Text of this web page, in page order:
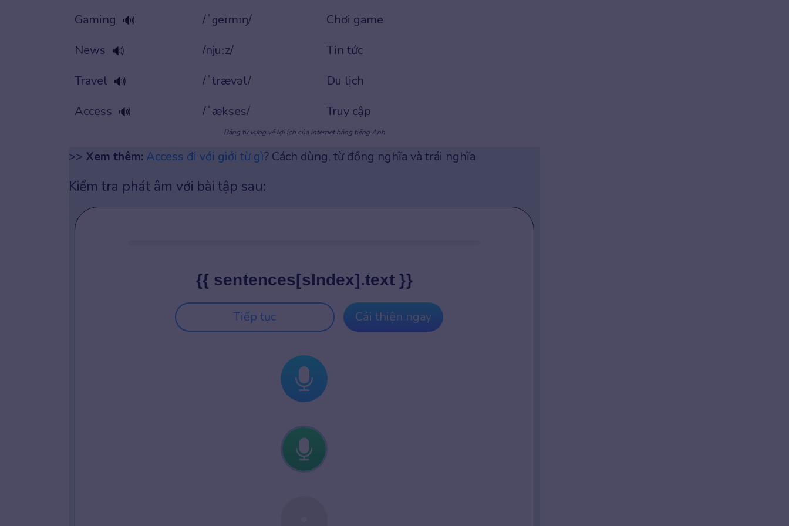
Gaming 🔊 /ˈɡeɪmɪŋ/
Chơi game
News 🔊 /njuːz/
Tin tức
Travel 🔊 /ˈtrævəl/
Du lịch
Access 🔊 /ˈækses/ Truy cập
Bảng từ vựng về lợi ích của internet bằng tiếng Anh
>> Xem thêm: Access đi với giới từ gì? Cách dùng, từ đồng nghĩa và trái nghĩa
Kiểm tra phát âm với bài tập sau:
{{ sentences[sIndex].text }}
Tiếp tục Cải thiện ngay